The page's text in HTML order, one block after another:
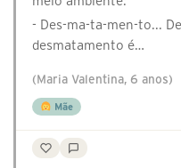
- Des-ma-ta-men-to...
desmatamento é…
(Maria Valentina, 6 anos)
Mãe